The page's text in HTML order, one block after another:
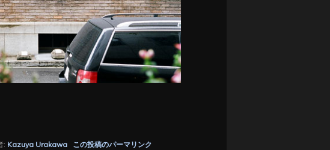
: Kazuya Urakawa この投稿のパーマリンク